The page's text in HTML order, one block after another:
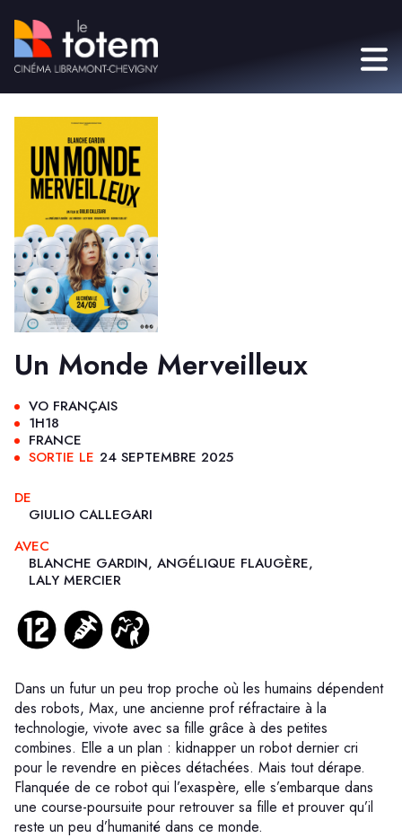
Un Monde Merveilleux
VO FRANÇAIS
1H18
FRANCE
SORTIE LE 24 SEPTEMBRE 2025
DE
GIULIO CALLEGARI
AVEC
BLANCHE GARDIN, ANGÉLIQUE FLAUGÈRE,
LALY MERCIER
Dans un futur un peu trop proche où les humains dépendent
des robots, Max, une ancienne prof réfractaire à la
technologie, vivote avec sa fille grâce à des petites
combines. Elle a un plan : kidnapper un robot dernier cri
pour le revendre en pièces détachées. Mais tout dérape.
Flanquée de ce robot qui l’exaspère, elle s’embarque dans
une course-poursuite pour retrouver sa fille et prouver qu’il
reste un peu d’humanité dans ce monde.